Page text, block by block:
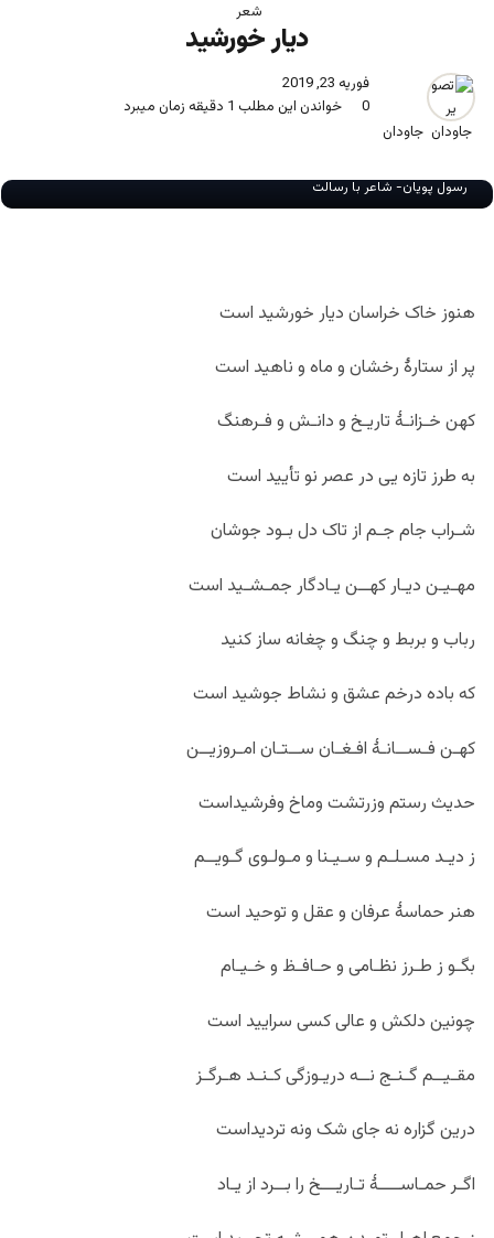
شعر
دیار خورشید
جاودان
فوریه 23, 2019
0
خواندن این مطلب 1 دقیقه زمان میبرد
رسول پویان- شاعر با رسالت
هنوز خاک خراسان دیار خورشید است
پر از ستارۀ رخشان و ماه و ناهید است
کهن خـزانـۀ تاریـخ و دانـش و فـرهنگ
به طرز تازه یی در عصر نو تأیید است
شـراب جام جـم از تاک دل بـود جوشان
مهـیـن دیـار کهــن یـادگار جمـشـید است
رباب و بربط و چنگ و چغانه ساز کنید
که باده درخم عشق و نشاط جوشید است
کهـن فـســانـۀ افـغـان ســتـان امـروزیــن
حدیث رستم وزرتشت وماخ وفرشیداست
ز دیـد مسـلـم و سـیـنا و مـولـوی گـویــم
هنر حماسۀ عرفان و عقل و توحید است
بگـو ز طـرز نظـامی و حـافـظ و خـیـام
چونین دلکش و عالی کسی سرایید است
مقـیــم گـنـج نــه دریـوزگی کـنـد هـرگـز
درین گزاره نه جای شک ونه تردیداست
اگـر حمـاســــۀ تـاریـــخ را بــرد از یـاد